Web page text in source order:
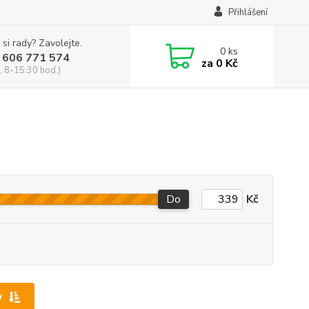
Přihlášení
rady? Zavolejte.
771 574
8-15:30 hod.)
0ks
za 0 Kč
Do Kč